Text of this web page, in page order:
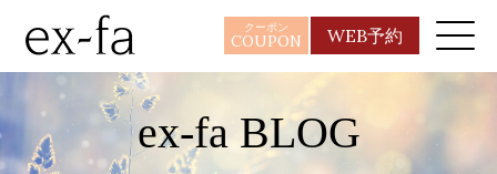
WEB予約
クーポン
COUPON
ex-fa BLOG